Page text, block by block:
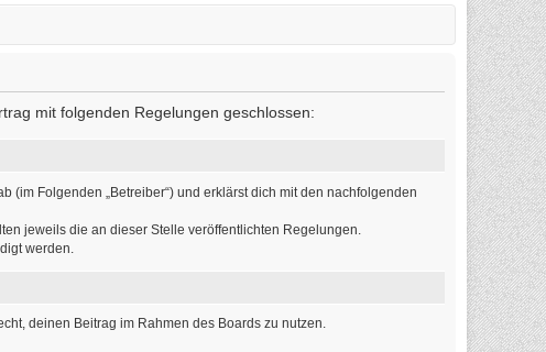
mit folgenden Regelungen geschlossen:
(im Folgenden „Betreiber“) und erklärst dich mit den nachfolgenden
jeweils die an dieser Stelle veröffentlichten Regelungen.
werden.
deinen Beitrag im Rahmen des Boards zu nutzen.